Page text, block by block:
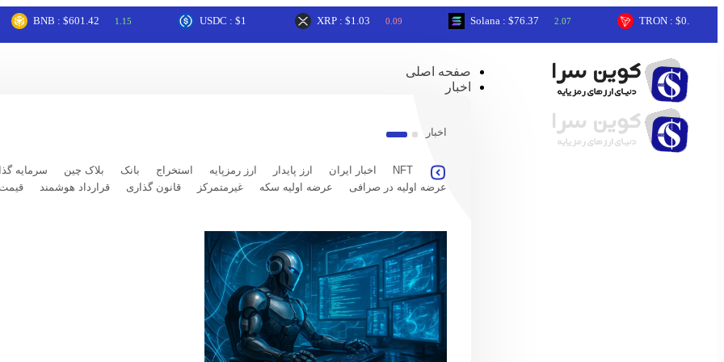
: $601.42 1.15 USDC : $1 XRP : $1.03 0.09 Solana : $76.37 2.07 TRON : $0.33 0.59
صفحه اصلی
اخبار
اخبار
NFT اخبار ایران ارز پایدار ارز رمزپایه استخراج بانک بلاک چین سرمایه
عرضه اولیه در صرافی
عرضه اولیه سکه غیرمتمرکز قانون گذاری قرارداد هوشمند